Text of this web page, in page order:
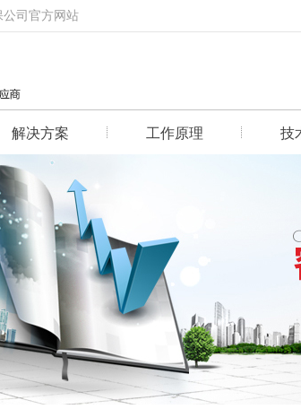
司官方网站
解决方案 工作原理 技